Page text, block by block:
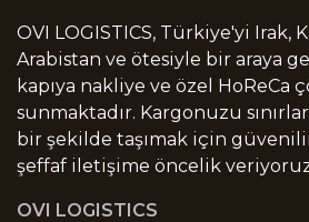
OVI LOGISTICS, Türkiye'yi Irak,
Arabistan ve ötesiyle bir araya
kapıya nakliye ve özel HoReCa
sunmaktadır. Kargonuzu
bir şekilde taşımak için
şeffaf iletişime öncelik
OVI LOGISTICS